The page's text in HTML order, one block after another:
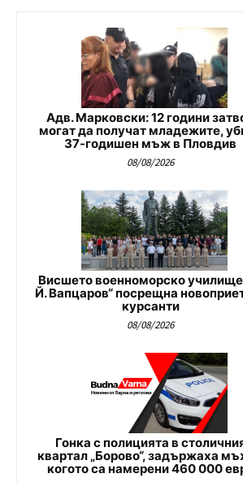
Адв. Марковски: 12 години
могат да получат младежите,
37-годишен мъж в Пловдив
08/08/2026
Висшето военноморско училище
Й. Вапцаров“ посрещна
курсанти
08/08/2026
Гонка с полицията в
квартал „Борово“, задържаха
когото са намерени 460 000